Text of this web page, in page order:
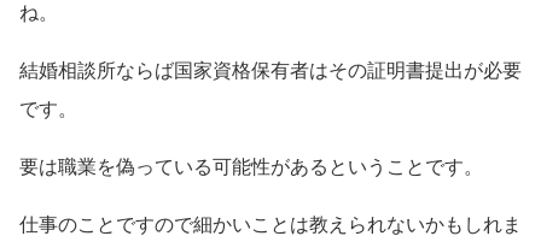
ね。
結婚相談所ならば国家資格保有者はその証明書提出が必要
です。
要は職業を偽っている可能性があるということです。
仕事のことですので細かいことは教えられないかもしれま